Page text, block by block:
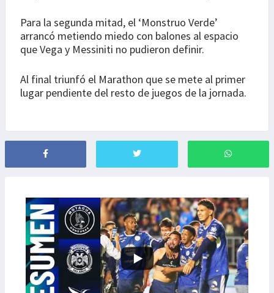
Para la segunda mitad, el ‘Monstruo Verde’
arrancó metiendo miedo con balones al espacio
que Vega y Messiniti no pudieron definir.
Al final triunfó el Marathon que se mete al primer
lugar pendiente del resto de juegos de la jornada.